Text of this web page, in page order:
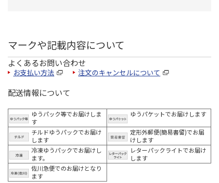
マークや記載内容について
よくあるお問い合わせ
お支払い方法 注文のキャンセルについて
配送情報について
ゆうパック等でお届けしま
す
ゆうパケットでお届けします
チルドゆうパックでお届け
します
定形外郵便(簡易書留)でお届
けします
冷凍ゆうパックでお届けし
ます。
レターパックライトでお届け
します
佐川急便でのお届けとなり
ます